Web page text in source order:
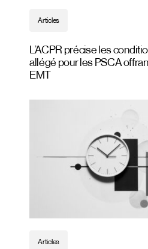
Articles
L’ACPR précise les
allégé pour les PSCA
EMT
Articles